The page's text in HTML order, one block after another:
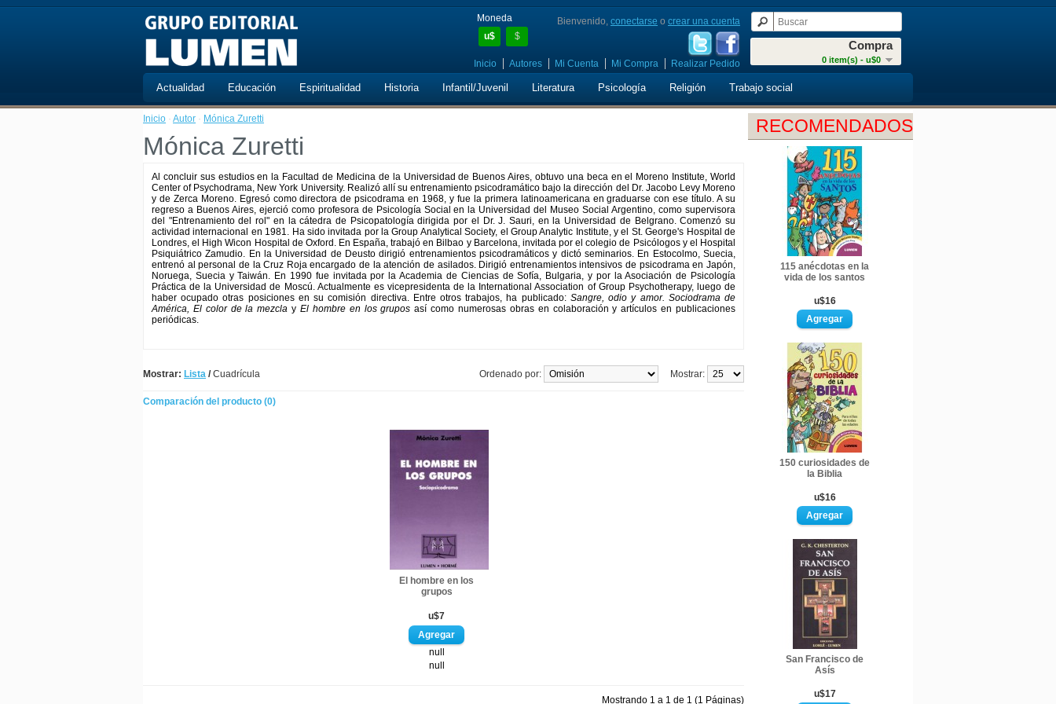
Moneda
u$
$
Compra
0 item(s) - u$0
Bienvenido, conectarse o crear una cuenta
Inicio Autores Mi Cuenta Mi Compra Realizar Pedido
Actualidad Educación Espiritualidad Historia Infantil/Juvenil Literatura Psicología Religión Trabajo social
RECOMENDADOS
115 anécdotas en la
vida de los santos
u$16
150 curiosidades de
la Biblia
u$16
San Francisco de
Asís
u$17
Inicio · Autor · Mónica Zuretti
Mónica Zuretti
Al concluir sus estudios en la Facultad de Medicina de la Universidad de Buenos Aires, obtuvo una beca en el Moreno Institute, World
Center of Psychodrama, New York University. Realizó allí su entrenamiento psicodramático bajo la dirección del Dr. Jacobo Levy Moreno
y de Zerca Moreno. Egresó como directora de psicodrama en 1968, y fue la primera latinoamericana en graduarse con ese título. A su
regreso a Buenos Aires, ejerció como profesora de Psicología Social en la Universidad del Museo Social Argentino, como supervisora
del "Entrenamiento del rol" en la cátedra de Psicopatología dirigida por el Dr. J. Sauri, en la Universidad de Belgrano. Comenzó su
actividad internacional en 1981. Ha sido invitada por la Group Analytical Society, el Group Analytic Institute, y el St. George's Hospital de
Londres, el High Wicon Hospital de Oxford. En España, trabajó en Bilbao y Barcelona, invitada por el colegio de Psicólogos y el Hospital
Psiquiátrico Zamudio. En la Universidad de Deusto dirigió entrenamientos psicodramáticos y dictó seminarios. En Estocolmo, Suecia,
entrenó al personal de la Cruz Roja encargado de la atención de asilados. Dirigió entrenamientos intensivos de psicodrama en Japón,
Noruega, Suecia y Taiwán. En 1990 fue invitada por la Academia de Ciencias de Sofía, Bulgaria, y por la Asociación de Psicología
Práctica de la Universidad de Moscú. Actualmente es vicepresidenta de la International Association of Group Psychotherapy, luego de
haber ocupado otras posiciones en su comisión directiva. Entre otros trabajos, ha publicado: Sangre, odio y amor. Sociodrama de
América, El color de la mezcla yEl hombre en los grupos así como numerosas obras en colaboración y artículos en publicaciones
periódicas.
Mostrar: Lista /Cuadrícula Mostrar:
Ordenado por:
Comparación del producto (0)
El hombre en los
grupos
u$7
null
null
Mostrando 1 a 1 de 1 (1 Páginas)